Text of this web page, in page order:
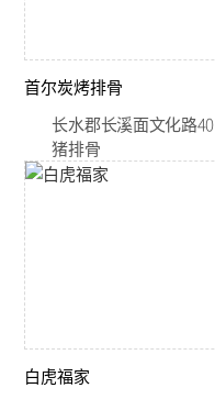
首尔炭烤排骨
长水郡长溪面文化路40
猪排骨
白虎福家